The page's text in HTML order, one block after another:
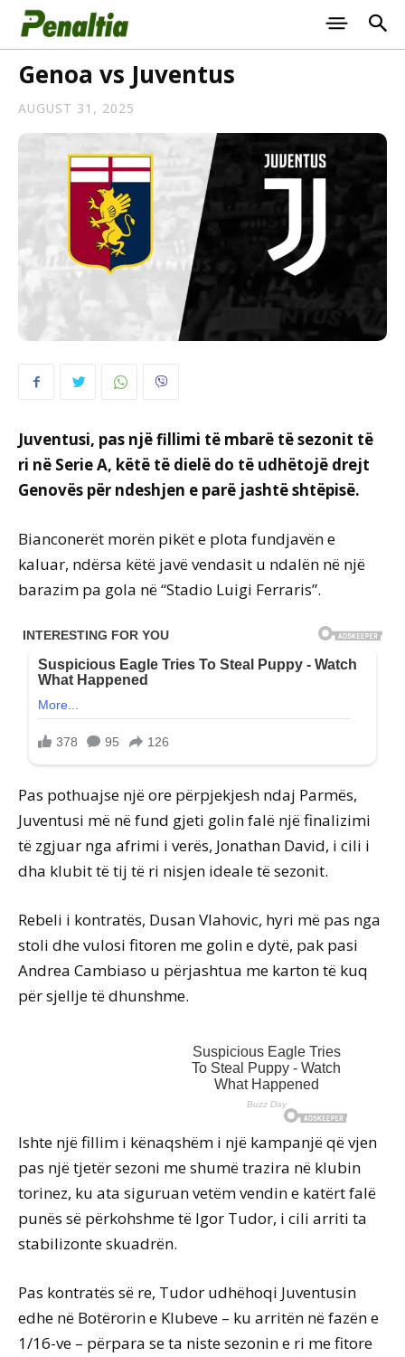
Genoa vs Juventus
AUGUST 31, 2025
Juventusi, pas një fillimi të mbarë të sezonit të
ri në Serie A, këtë të dielë do të udhëtojë drejt
Genovës për ndeshjen e parë jashtë shtëpisë.
Bianconerët morën pikët e plota fundjavën e
kaluar, ndërsa këtë javë vendasit u ndalën në një
barazim pa gola në “Stadio Luigi Ferraris”.
Pas pothuajse një ore përpjekjesh ndaj Parmës,
Juventusi më në fund gjeti golin falë një finalizimi
të zgjuar nga afrimi i verës, Jonathan David, i cili i
dha klubit të tij të ri nisjen ideale të sezonit.
Rebeli i kontratës, Dusan Vlahovic, hyri më pas nga
stoli dhe vulosi fitoren me golin e dytë, pak pasi
Andrea Cambiaso u përjashtua me karton të kuq
për sjellje të dhunshme.
Ishte një fillim i kënaqshëm i një kampanjë që vjen
pas një tjetër sezoni me shumë trazira në klubin
torinez, ku ata siguruan vetëm vendin e katërt falë
punës së përkohshme të Igor Tudor, i cili arriti ta
stabilizonte skuadrën.
Pas kontratës së re, Tudor udhëhoqi Juventusin
edhe në Botërorin e Klubeve – ku arritën në fazën e
1/16-ve – përpara se ta niste sezonin e ri me fitore